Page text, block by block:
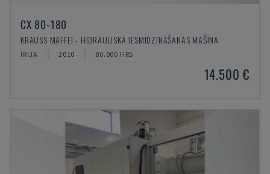
CX 80-180
KRAUSS MAFFEI - HIDRAULISKĀ IESMIDZINĀŠANAS MAŠĪNA
ĪRIJA 2010 80.000 HRS
14.500 €